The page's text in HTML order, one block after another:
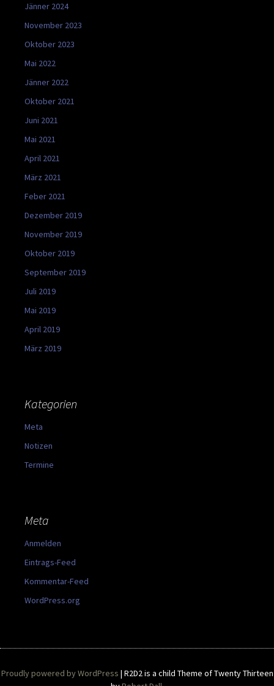
Jänner 2024
November 2023
Oktober 2023
Mai 2022
Jänner 2022
Oktober 2021
Juni 2021
Mai 2021
April 2021
März 2021
Feber 2021
Dezember 2019
November 2019
Oktober 2019
September 2019
Juli 2019
Mai 2019
April 2019
März 2019
Kategorien
Meta
Notizen
Termine
Meta
Anmelden
Eintrags-Feed
Kommentar-Feed
WordPress.org
Proudly powered by WordPress | R2D2 is a child Theme of Twenty Thirteen